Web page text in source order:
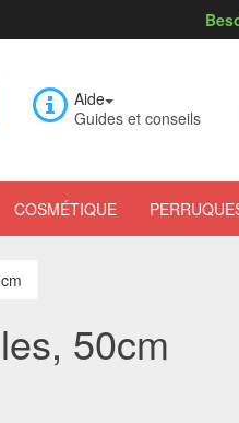
Aide
Guides et conseils
COSMÉTIQUE
50cm